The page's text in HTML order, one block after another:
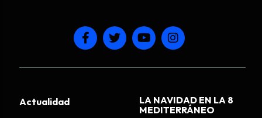
Actualidad
LA NAVIDAD EN LA 8
MEDITERRÁNEO